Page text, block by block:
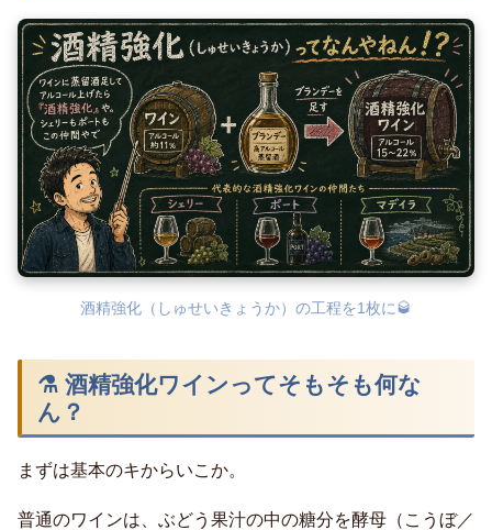
酒精強化（しゅせいきょうか）の工程を1枚に🥃
⚗️ 酒精強化ワインってそもそも何な
ん？
まずは基本のキからいこか。
普通のワインは、ぶどう果汁の中の糖分を酵母（こうぼ／